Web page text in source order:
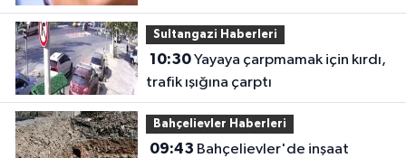
Sultangazi Haberleri
10:30Yayaya çarpmamak için kırdı,
trafik ışığına çarptı
Bahçelievler Haberleri
09:43